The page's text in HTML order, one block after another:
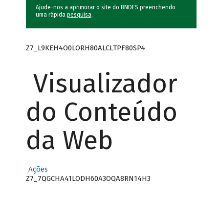
Ajude-nos a aprimorar o site do BNDES preenchendo
uma rápida pesquisa.
Z7_L9KEH4O0LORH80ALCLTPF80SP4
Visualizador
do Conteúdo
da Web
Ações
Z7_7QGCHA41LODH60A3OQA8RN14H3